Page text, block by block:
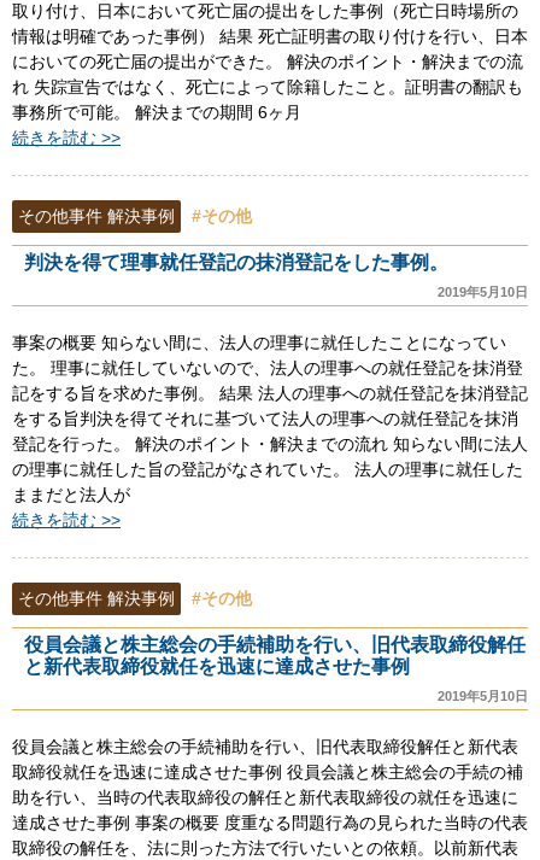
取り付け、日本において死亡届の提出をした事例（死亡日時場所の
情報は明確であった事例） 結果 死亡証明書の取り付けを行い、日本
においての死亡届の提出ができた。 解決のポイント・解決までの流
れ 失踪宣告ではなく、死亡によって除籍したこと。証明書の翻訳も
事務所で可能。 解決までの期間 6ヶ月
続きを読む >>
その他事件 解決事例 #その他
判決を得て理事就任登記の抹消登記をした事例。
2019年5月10日
事案の概要 知らない間に、法人の理事に就任したことになってい
た。 理事に就任していないので、法人の理事への就任登記を抹消登
記をする旨を求めた事例。 結果 法人の理事への就任登記を抹消登記
をする旨判決を得てそれに基づいて法人の理事への就任登記を抹消
登記を行った。 解決のポイント・解決までの流れ 知らない間に法人
の理事に就任した旨の登記がなされていた。 法人の理事に就任した
ままだと法人が
続きを読む >>
その他事件 解決事例 #その他
役員会議と株主総会の手続補助を行い、旧代表取締役解任
と新代表取締役就任を迅速に達成させた事例
2019年5月10日
役員会議と株主総会の手続補助を行い、旧代表取締役解任と新代表
取締役就任を迅速に達成させた事例 役員会議と株主総会の手続の補
助を行い、当時の代表取締役の解任と新代表取締役の就任を迅速に
達成させた事例 事案の概要 度重なる問題行為の見られた当時の代表
取締役の解任を、法に則った方法で行いたいとの依頼。以前新代表